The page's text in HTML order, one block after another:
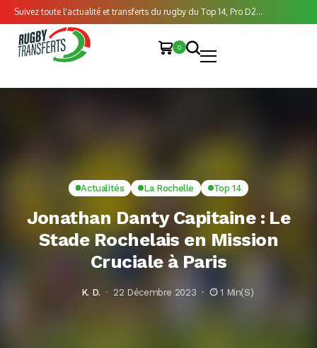
Suivez toute l'actualité et transferts du rugby du Top 14, Pro D2...
0
Actualités La Rochelle Top 14
Jonathan Danty Capitaine : Le
Stade Rochelais en Mission
Cruciale à Paris
K. D. 22 Décembre 2023 1 Min(s)